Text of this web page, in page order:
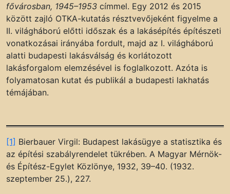
fővárosban, 1945–1953 címmel. Egy 2012 és 2015
között zajló OTKA-kutatás résztvevőjeként figyelme a
II. világháború előtti időszak és a lakásépítés építészeti
vonatkozásai irányába fordult, majd az I. világháború
alatti budapesti lakásválság és korlátozott
lakásforgalom elemzésével is foglalkozott. Azóta is
folyamatosan kutat és publikál a budapesti lakhatás
témájában.
[1] Bierbauer Virgil: Budapest lakásügye a statisztika és
az építési szabályrendelet tükrében. A Magyar Mérnök-
és Építész-Egylet Közlönye, 1932, 39–40. (1932.
szeptember 25.), 227.